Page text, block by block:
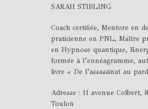
SARAH STIBLING
Coach certifiée, Mentore en
praticienne en PNL, Maître
en Hypnose quantique,
formée à l’ennéagramme,
livre « De l’assassinat au
Adresse : 11 avenue Colbert,
Toulon